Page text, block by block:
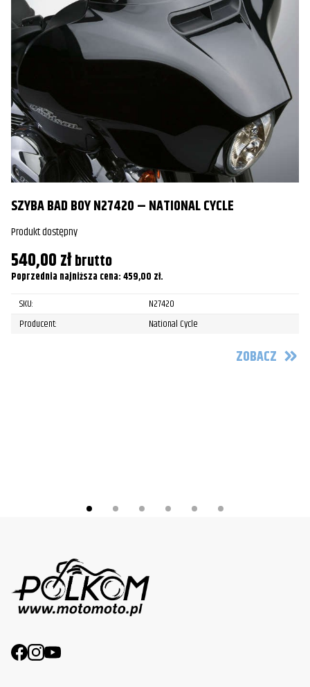
SZYBA BAD BOY N27420 – NATIONAL CYCLE
Produkt dostępny
540,00złbrutto
Poprzednia najniższa cena:459,00 zł.
SKU:
N27420
Producent:
National Cycle
ZOBACZ